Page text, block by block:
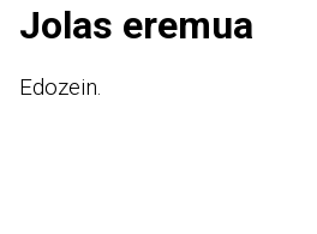
Jolas eremua
Edozein.